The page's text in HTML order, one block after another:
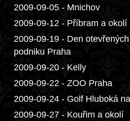
2009-09-05 - Mnichov
2009-09-12 - Příbram a okolí
2009-09-19 - Den
podniku Praha
2009-09-20 - Kelly
2009-09-22 - ZOO Praha
2009-09-24 - Golf Hluboká
2009-09-27 - Kouřim a okolí